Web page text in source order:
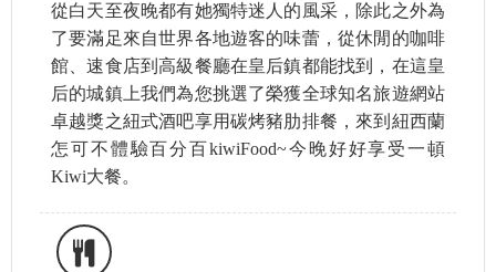
從白天至夜晚都有她獨特迷人的風采，除此之外為
了要滿足來自世界各地遊客的味蕾，從休閒的咖啡
館、速食店到高級餐廳在皇后鎮都能找到，在這皇
后的城鎮上我們為您挑選了榮獲全球知名旅遊網站
卓越獎之紐式酒吧享用碳烤豬肋排餐，來到紐西蘭
怎可不體驗百分百kiwiFood~今晚好好享受一頓
Kiwi大餐。